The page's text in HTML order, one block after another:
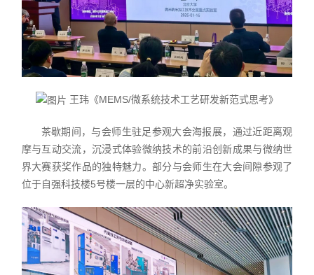
王玮《MEMS/微系统技术工艺研发新范式思考》
茶歇期间，与会师生驻足参观大会海报展，通过近距离观
摩与互动交流，沉浸式体验微纳技术的前沿创新成果与微纳世
界大赛获奖作品的独特魅力。部分与会师生在大会间隙参观了
位于自强科技楼5号楼一层的中心新超净实验室。